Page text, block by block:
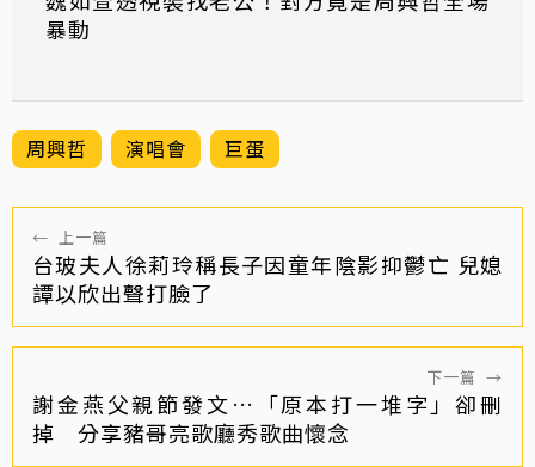
暴動
周興哲 演唱會 巨蛋
← 上一篇
台玻夫人徐莉玲稱長子因童年陰影抑鬱亡 兒媳
譚以欣出聲打臉了
下一篇 →
謝金燕父親節發文…「原本打一堆字」卻刪
掉 分享豬哥亮歌廳秀歌曲懷念